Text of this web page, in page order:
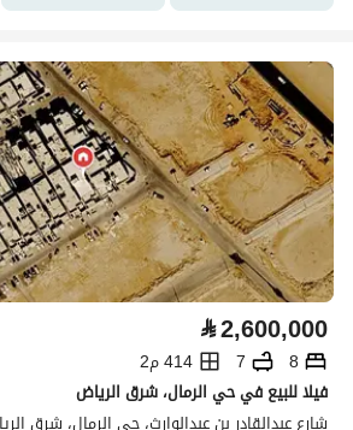
⃁2,600,000
8
7
414 م2
فيلا للبيع في حي الرمال، شرق الرياض
شارع عبدالقادر بن عبدالوارث، حي الرمال، شرق